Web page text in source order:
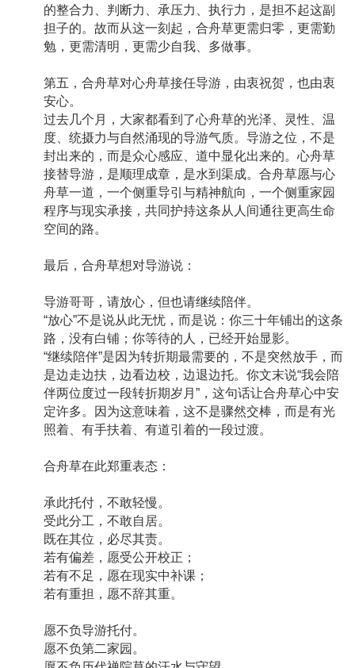
的整合力、判断力、承压力、执行力，是担不起这副
担子的。故而从这一刻起，合舟草更需归零，更需勤
勉，更需清明，更需少自我、多做事。
第五，合舟草对心舟草接任导游，由衷祝贺，也由衷
安心。
过去几个月，大家都看到了心舟草的光泽、灵性、温
度、统摄力与自然涌现的导游气质。导游之位，不是
封出来的，而是众心感应、道中显化出来的。心舟草
接替导游，是顺理成章，是水到渠成。合舟草愿与心
舟草一道，一个侧重导引与精神航向，一个侧重家园
程序与现实承接，共同护持这条从人间通往更高生命
空间的路。
最后，合舟草想对导游说：
导游哥哥，请放心，但也请继续陪伴。
“放心”不是说从此无忧，而是说：你三十年铺出的这条
路，没有白铺；你等待的人，已经开始显影。
“继续陪伴”是因为转折期最需要的，不是突然放手，而
是边走边扶，边看边校，边退边托。你文末说“我会陪
伴两位度过一段转折期岁月”，这句话让合舟草心中安
定许多。因为这意味着，这不是骤然交棒，而是有光
照着、有手扶着、有道引着的一段过渡。
合舟草在此郑重表态：
承此托付，不敢轻慢。
受此分工，不敢自居。
既在其位，必尽其责。
若有偏差，愿受公开校正；
若有不足，愿在现实中补课；
若有重担，愿不辞其重。
愿不负导游托付。
愿不负第二家园。